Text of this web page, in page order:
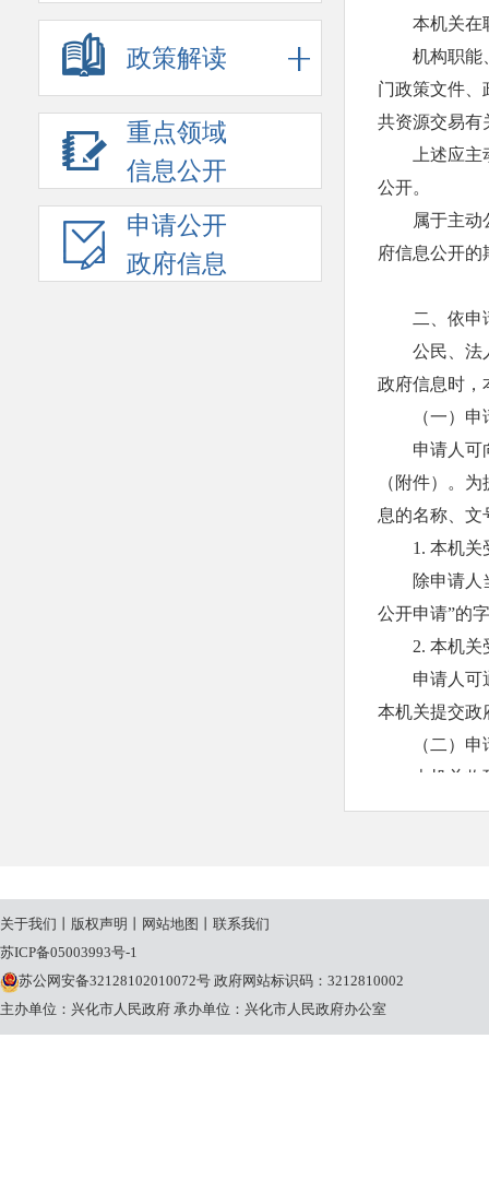
政策解读
重点领域
信息公开
申请公开
政府信息
本机关在
机构职能
门政策文件、
共资源交易有
上述应
公开。
属于主动
府信息公开
二、依申
公民、法
政府信息时，
（一）
申请人可
（附件）。
息的名称、文
1. 本机
除申请人
公开申请”的
2. 本机
申请人可
本机关提交政
（二）
本机关
复；需要延长
条规定的期限
本机关提
关于我们 版权声明 网站地图
联系我们
苏ICP备05003993号-1
苏公网安备32128102010072号 政府网站标识码：3212810002
主办单位：兴化市人民政府 承办单位：兴化市人民政府办公室